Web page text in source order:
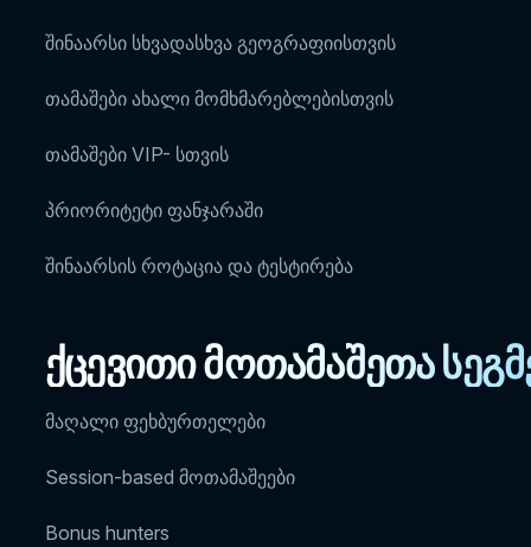
შინაარსი სხვადასხვა გეოგრაფიისთვის
თამაშები ახალი მომხმარებლებისთვის
თამაშები VIP- სთვის
პრიორიტეტი ფანჯარაში
შინაარსის როტაცია და ტესტირება
ქცევითი მოთამაშეთა
მაღალი ფეხბურთელები
Session-based მოთამაშეები
Bonus hunters